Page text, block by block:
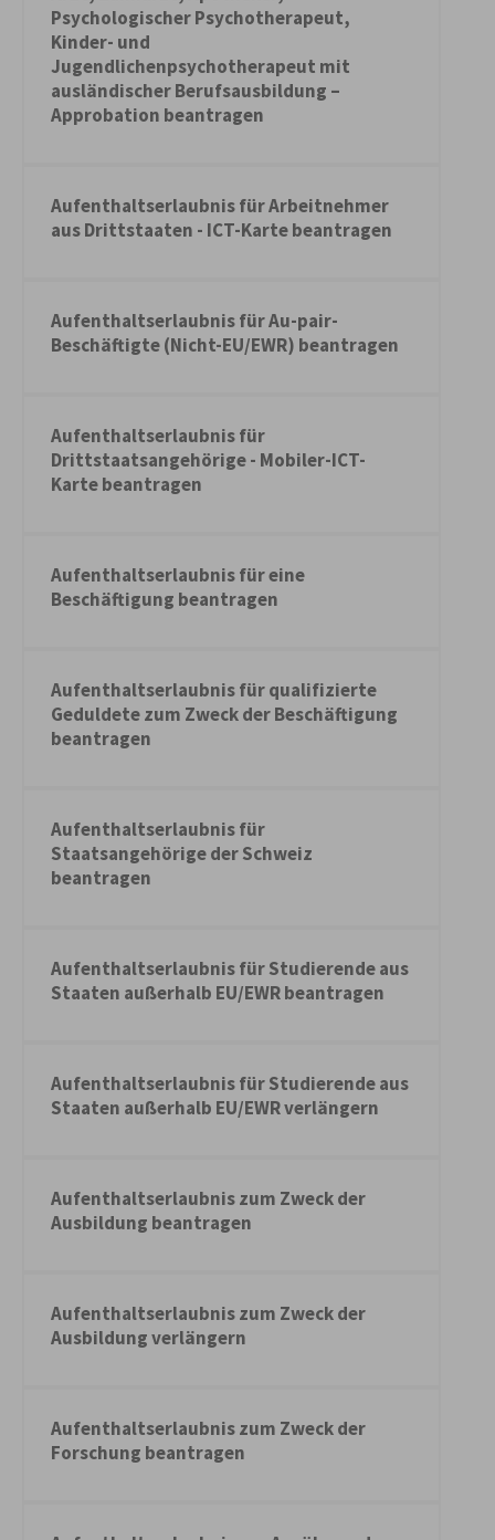
Psychologischer Psychotherapeut,
Kinder- und
Jugendlichenpsychotherapeut mit
ausländischer Berufsausbildung –
Approbation beantragen
Aufenthaltserlaubnis für Arbeitnehmer
aus Drittstaaten - ICT-Karte beantragen
Aufenthaltserlaubnis für Au-pair-
Beschäftigte (Nicht-EU/EWR) beantragen
Aufenthaltserlaubnis für
Drittstaatsangehörige - Mobiler-ICT-
Karte beantragen
Aufenthaltserlaubnis für eine
Beschäftigung beantragen
Aufenthaltserlaubnis für qualifizierte
Geduldete zum Zweck der Beschäftigung
beantragen
Aufenthaltserlaubnis für
Staatsangehörige der Schweiz
beantragen
Aufenthaltserlaubnis für Studierende aus
Staaten außerhalb EU/EWR beantragen
Aufenthaltserlaubnis für Studierende aus
Staaten außerhalb EU/EWR verlängern
Aufenthaltserlaubnis zum Zweck der
Ausbildung beantragen
Aufenthaltserlaubnis zum Zweck der
Ausbildung verlängern
Aufenthaltserlaubnis zum Zweck der
Forschung beantragen